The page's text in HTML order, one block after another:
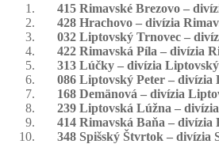
415 Rimavské Brezovo –
428 Hrachovo – divízia
032 Liptovský Trnovec –
422 Rimavská Píla – divízia
313 Lúčky – divízia
086 Liptovský Peter – divízia
168 Demänová – divízia
239 Liptovská Lúžna –
414 Rimavská Baňa – divízia
348 Spišský Štvrtok – divízia